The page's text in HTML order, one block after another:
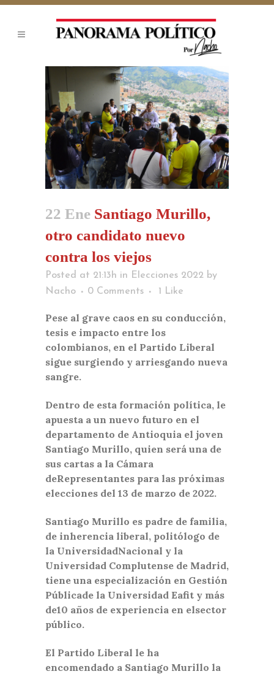
22 Ene Santiago Murillo,
otro candidato nuevo
contra los viejos
Posted at 21:13h in Elecciones 2022 by
Nacho
0 Comments 1 Like
Pese al grave caos en su conducción,
tesis e impacto entre los
colombianos, en el Partido Liberal
sigue surgiendo y arriesgando nueva
sangre.
Dentro de esta formación política, le
apuesta a un nuevo futuro en el
departamento de Antioquia el joven
Santiago Murillo, quien será una de
sus cartas a la Cámara
deRepresentantes para las próximas
elecciones del 13 de marzo de 2022.
Santiago Murillo es padre de familia,
de inherencia liberal, politólogo de
la UniversidadNacional y la
Universidad Complutense de Madrid,
tiene una especialización en Gestión
Públicade la Universidad Eafit y más
de10 años de experiencia en elsector
público.
El Partido Liberal le ha
encomendado a Santiago Murillo la